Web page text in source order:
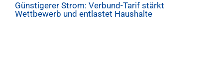
Günstigerer Strom: Verbund-Tarif stärkt
Wettbewerb und entlastet Haushalte